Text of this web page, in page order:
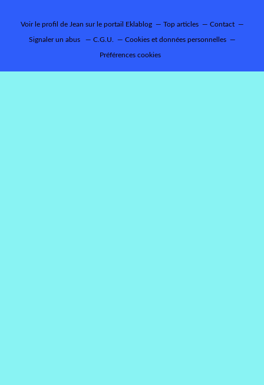
Voir le profil de Jean sur le portail Eklablog Top articles Contact
Signaler un abus C.G.U. Cookies et données personnelles
Préférences cookies